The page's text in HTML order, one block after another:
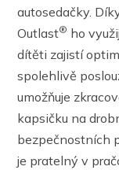
autosedačky.
Outlast® ho
dítěti zajistí
spolehlivě
umožňuje
kapsičku na
bezpečnostních
je pratelný v